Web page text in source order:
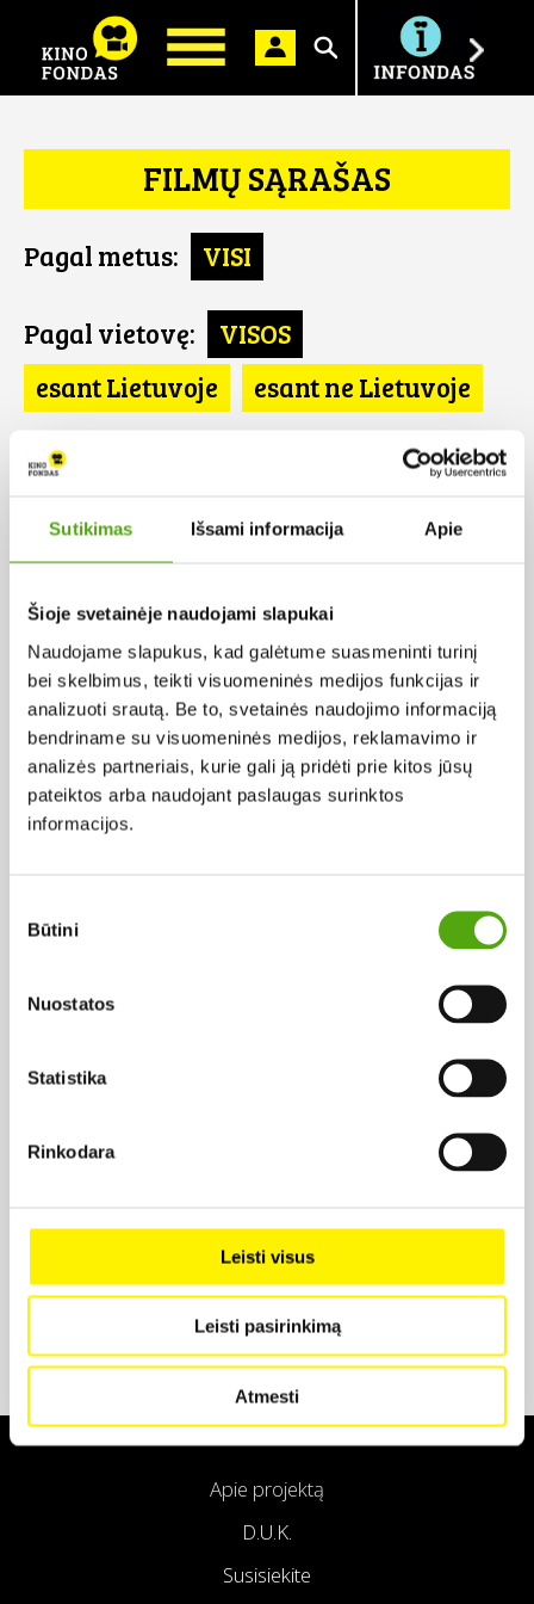
Sutikimas Išsami informacija Apie
Šioje svetainėje naudojami slapukai
Naudojame slapukus, kad galėtume suasmeninti turinį
bei skelbimus, teikti visuomeninės medijos funkcijas ir
analizuoti srautą. Be to, svetainės naudojimo informaciją
bendriname su visuomeninės medijos, reklamavimo ir
analizės partneriais, kurie gali ją pridėti prie kitos jūsų
pateiktos arba naudojant paslaugas surinktos
informacijos.
pasirinkimas
Būtini
Nuostatos
Statistika
Rinkodara
Leisti visus
Leisti pasirinkimą
Atmesti
Ieškoti
FILMŲ SĄRAŠAS
Pagal metus: VISI
Pagal vietovę:
VISOS
esant Lietuvoje
esant ne Lietuvoje
Pagal šalį:
Graikija
Pagal abėcėlę:
Rezultatų nerasta...
Apie projektą
D.U.K.
Susisiekite